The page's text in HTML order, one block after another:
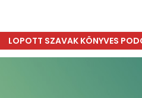
LOPOTT SZAVAK KÖNYVES